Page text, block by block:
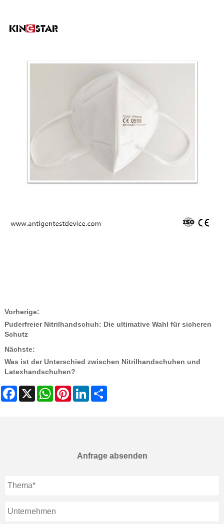
Vorherige:
Puderfreier Nitrilhandschuh: Die ultimative Wahl für sicheren
Schutz
Nächste:
Was ist der Unterschied zwischen Nitrilhandschuhen und
Latexhandschuhen?
Facebook
X WhatsAppPinterestLinkedIn
Anfrage absenden